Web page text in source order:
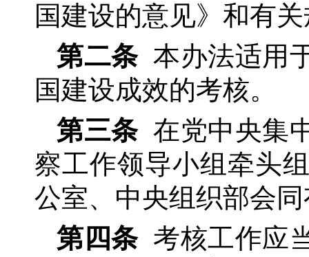
国建设的意见》和有
第二条 本办法适用
国建设成效的考核。
第三条 在党中央集
察工作领导小组牵头
公室、中央组织部会
第四条 考核工作应